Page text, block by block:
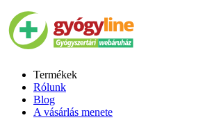
Termékek
Rólunk
Blog
A vásárlás menete